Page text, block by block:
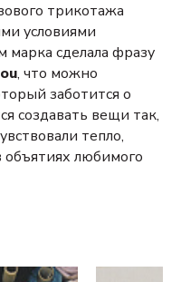
трикотажа
условиями
марка сделала фразу
, что можно
заботится о
создавать вещи так,
тепло,
объятиях любимого